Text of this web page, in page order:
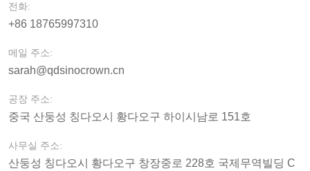
전화:
+86 18765997310
메일 주소:
sarah@qdsinocrown.cn
공장 주소:
중국 산둥성 칭다오시 황다오구 하이시남로 151호
사무실 주소:
산둥성 칭다오시 황다오구 창장중로 228호 국제무역빌딩 C